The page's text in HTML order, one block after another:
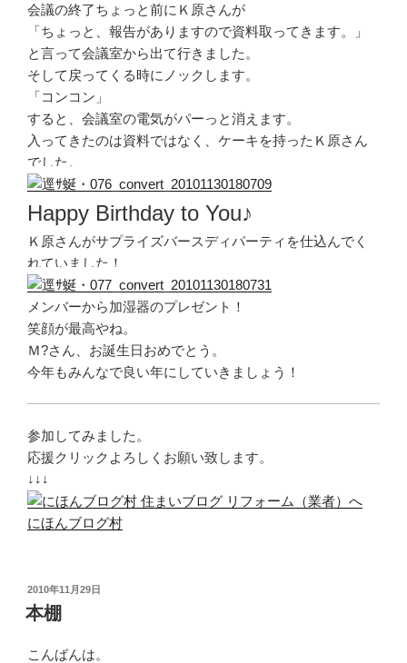
会議の終了ちょっと前にＫ原さんが
「ちょっと、報告がありますので資料取ってきます。」
と言って会議室から出て行きました。
そして戻ってくる時にノックします。
「コンコン」
すると、会議室の電気がパーっと消えます。
入ってきたのは資料ではなく、ケーキを持ったＫ原さん
でした。
Happy Birthday to You♪
Ｋ原さんがサプライズバースディパーティを仕込んでく
れていました！
メンバーから加湿器のプレゼント！
笑顔が最高やね。
Ｍ?さん、お誕生日おめでとう。
今年もみんなで良い年にしていきましょう！
参加してみました。
応援クリックよろしくお願い致します。
↓↓↓
にほんブログ村
投
稿
日:
2010年11月29日
本棚
こんばんは。